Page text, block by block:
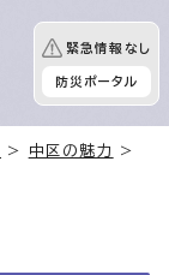
緊急情報なし
防災ポータル
> 中区の魅力
>